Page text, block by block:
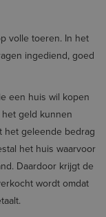
volle toeren. In het
ingediend, goed
een huis wil kopen
geld kunnen
het geleende bedrag
het huis waarvoor
Daardoor krijgt de
wordt omdat